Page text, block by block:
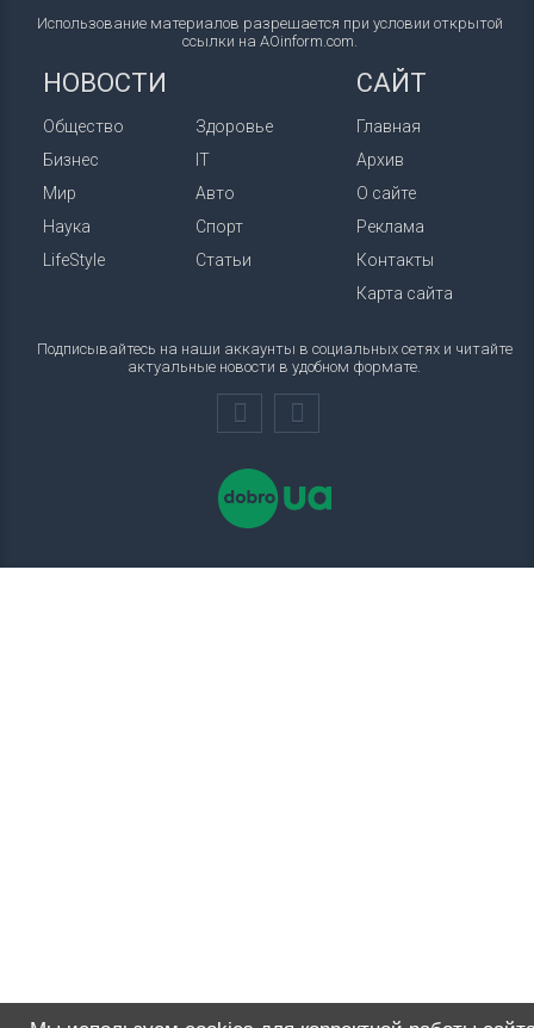
Использование материалов разрешается при условии открытой
ссылки на AOinform.com.
НОВОСТИ
Общество
Бизнес
Мир
Наука
LifeStyle
Здоровье
IT
Авто
Спорт
Статьи
САЙТ
Главная
Архив
О сайте
Реклама
Контакты
Карта сайта
Подписывайтесь на наши аккаунты в социальных сетях и читайте
актуальные новости в удобном формате.